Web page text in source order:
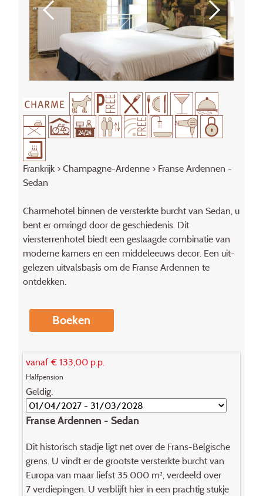
Frankrijk> Champagne-Ardenne> Franse Ardennen -
Sedan
Charmehotel binnen de versterkte burcht van Sedan, u
bent er omringd door de geschiedenis. Dit
viersterrenhotel biedt een geslaagde combinatie van
moderne kamers en een middeleeuws decor. Een uit­
gelezen uitvalsbasis om de Franse Ardennen te
ontdekken.
Boeken
vanaf € 133,00 p.p.
Halfpension
Geldig:
Franse Ardennen - Sedan
Dit historisch stadje ligt net over de Frans-Bel­gische
grens. U vindt er de grootste versterkte burcht van
Europa van maar liefst 35.000 m², verdeeld over
7 verdiepingen. U verblijft hier in een prachtig stukje